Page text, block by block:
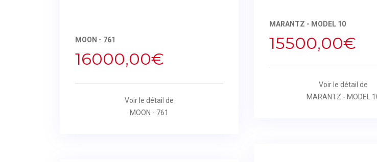
MOON - 761
16000,00€
Voir le détail de
MOON - 761
MARANTZ - MODEL 10
15500,00€
Voir le détail de
MARANTZ - MODEL